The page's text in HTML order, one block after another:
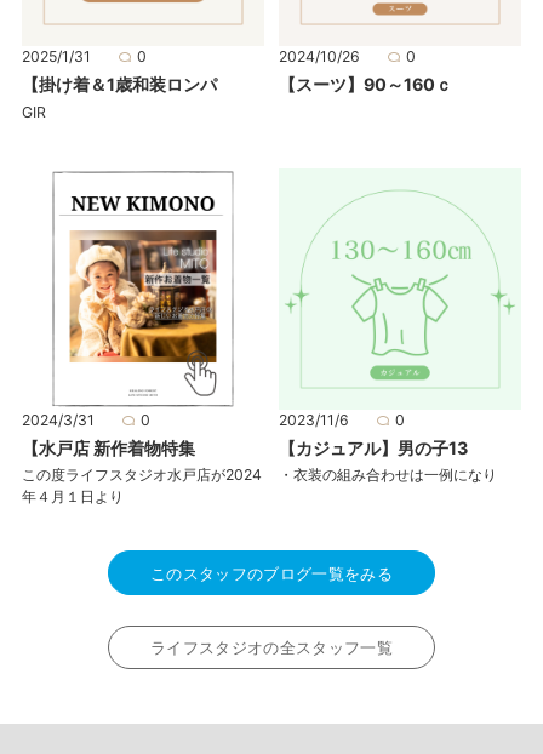
2025/1/31 0
【掛け着＆1歳和装ロンパ
GIR
2024/10/26 0
【スーツ】90～160ｃ
2024/3/31 0
【水戸店 新作着物特集
この度ライフスタジオ水戸店が2024
年４月１日より
2023/11/6 0
【カジュアル】男の子13
・衣装の組み合わせは一例になり
このスタッフのブログ一覧をみる
ライフスタジオの全スタッフ一覧